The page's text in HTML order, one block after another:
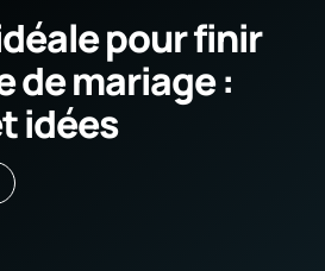
pour finir
de mariage :
idées